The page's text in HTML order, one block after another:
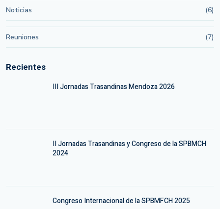
Noticias (6)
Reuniones (7)
Recientes
III Jornadas Trasandinas Mendoza 2026
II Jornadas Trasandinas y Congreso de la SPBMCH
2024
Congreso Internacional de la SPBMFCH 2025